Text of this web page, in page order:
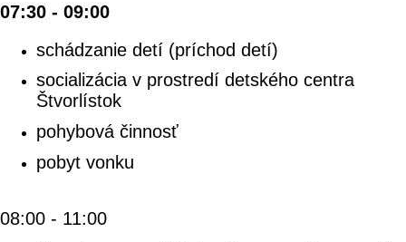
07:30 - 09:00
schádzanie detí (príchod detí)
socializácia v prostredí detského centra
Štvorlístok
pohybová činnosť
pobyt vonku
08:00 - 11:00